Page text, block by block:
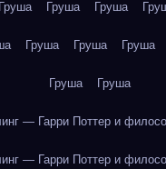
Груша Груша Груша
Груша Груша Груша
Груша Груша
— Гарри Поттер и
— Гарри Поттер и